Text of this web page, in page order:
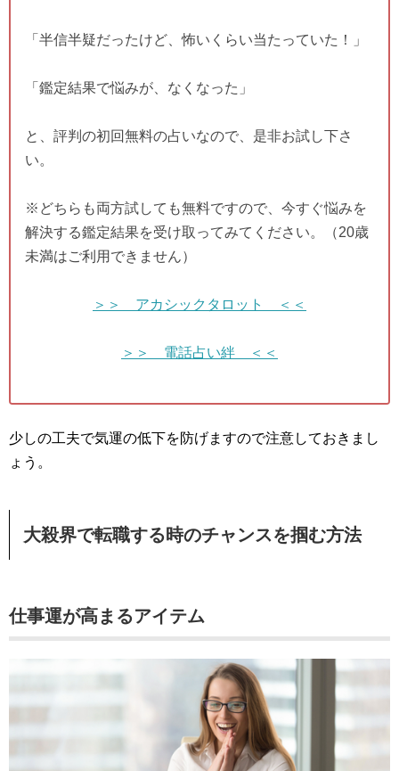
「半信半疑だったけど、怖いくらい当たっていた！」
「鑑定結果で悩みが、なくなった」
と、評判の初回無料の占いなので、是非お試し下さ
い。
※どちらも両方試しても無料ですので、今すぐ悩みを
解決する鑑定結果を受け取ってみてください。（20歳
未満はご利用できません）
＞＞ アカシックタロット ＜＜
＞＞ 電話占い絆 ＜＜
少しの工夫で気運の低下を防げますので注意しておきまし
ょう。
大殺界で転職する時のチャンスを掴む方法
仕事運が高まるアイテム